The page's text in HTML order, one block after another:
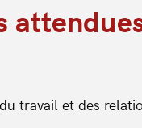
travail et des